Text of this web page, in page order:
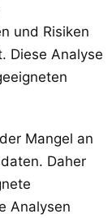
und Risiken
Diese Analyse
Mangel an
Daher
Analysen